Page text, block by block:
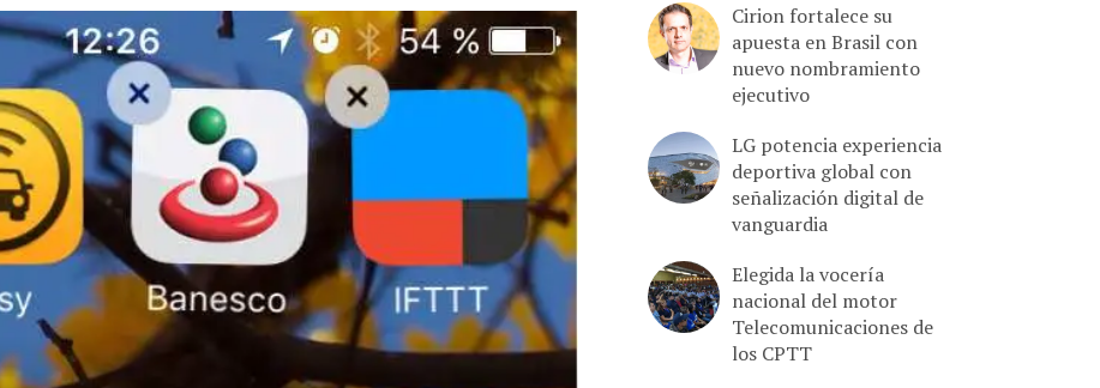
Cirion fortalece su
apuesta en Brasil con
nuevo nombramiento
ejecutivo
LG potencia experiencia
deportiva global con
señalización digital de
vanguardia
Elegida la vocería
nacional del motor
Telecomunicaciones de
los CPTT